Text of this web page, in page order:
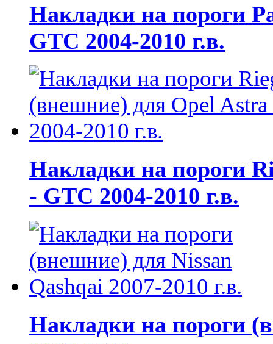
Накладки на пороги
GTC 2004-2010 г.в.
Накладки на пороги
- GTC 2004-2010 г.в.
Накладки на пороги